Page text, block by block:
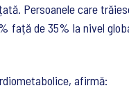
Persoanele care
față de 35% la nivel
afirmă: